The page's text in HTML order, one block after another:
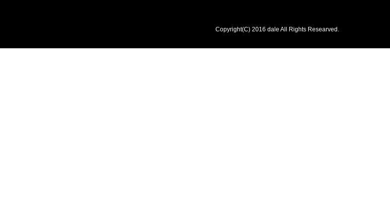
Copyright(C) 2016 dale All Rights Researved.